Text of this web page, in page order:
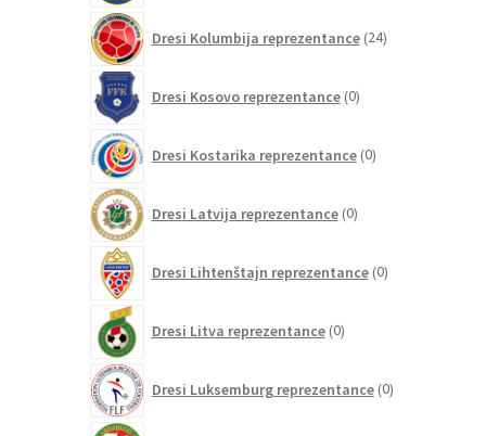
Dresi Kolumbija reprezentance 24izdelkov
Dresi Kosovo reprezentance 0izdelkov
Dresi Kostarika reprezentance 0izdelkov
Dresi Latvija reprezentance 0izdelkov
Dresi Lihtenštajn reprezentance 0izdelkov
Dresi Litva reprezentance 0izdelkov
Dresi Luksemburg reprezentance 0izdelkov